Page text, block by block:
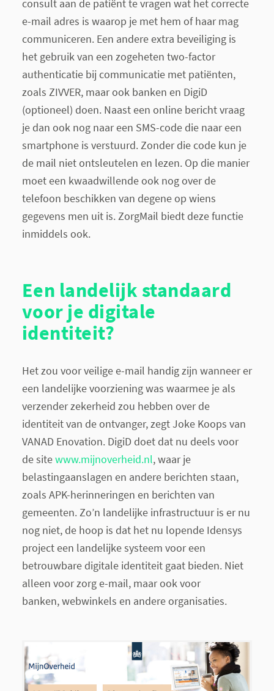
consult aan de patiënt te vragen wat het correcte
e-mail adres is waarop je met hem of haar mag
communiceren. Een andere extra beveiliging is
het gebruik van een zogeheten two-factor
authenticatie bij communicatie met patiënten,
zoals ZIVVER, maar ook banken en DigiD
(optioneel) doen. Naast een online bericht vraag
je dan ook nog naar een SMS-code die naar een
smartphone is verstuurd. Zonder die code kun je
de mail niet ontsleutelen en lezen. Op die manier
moet een kwaadwillende ook nog over de
telefoon beschikken van degene op wiens
gegevens men uit is. ZorgMail biedt deze functie
inmiddels ook.
Een landelijk standaard
voor je digitale
identiteit?
Het zou voor veilige e-mail handig zijn wanneer er
een landelijke voorziening was waarmee je als
verzender zekerheid zou hebben over de
identiteit van de ontvanger, zegt Joke Koops van
VANAD Enovation. DigiD doet dat nu deels voor
de sitewww.mijnoverheid.nl, waar je
belastingaanslagen en andere berichten staan,
zoals APK-herinneringen en berichten van
gemeenten. Zo’n landelijke infrastructuur is er nu
nog niet, de hoop is dat het nu lopende Idensys
project een landelijke systeem voor een
betrouwbare digitale identiteit gaat bieden. Niet
alleen voor zorg e-mail, maar ook voor
banken,webwinkels en andere organisaties.